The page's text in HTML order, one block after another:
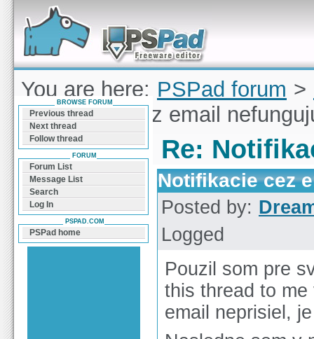
Forum can help you solve problems and quickly
find a solution with PSPad for Microsoft
Windows
You are here: PSPad forum >
Notifikacie cez email
Re:
Notifikacie cez
Posted by:
Logged
Pouzil som pre
this thread to
email neprisiel,
BROWSE FORUM
Previous thread
Next thread
Follow thread
FORUM
Forum List
Message List
Search
Log In
PSPAD.COM
PSPad home